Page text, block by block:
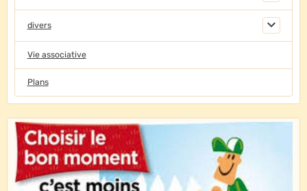
divers
Vie associative
Plans